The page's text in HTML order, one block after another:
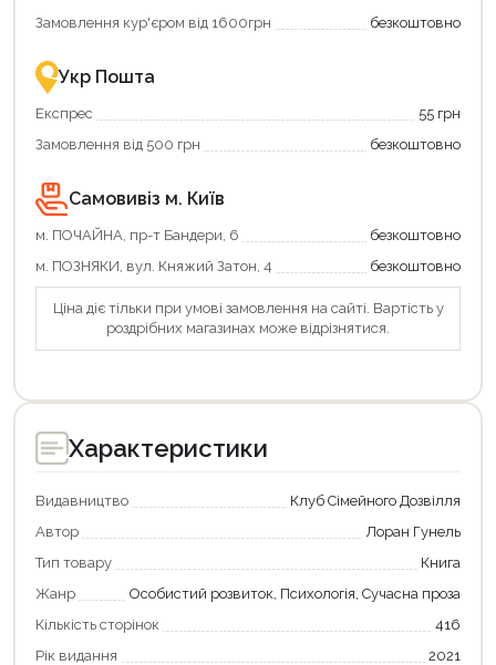
Замовлення кур'єром від 1600грн безкоштовно
Укр Пошта
Експрес
55 грн
Замовлення від 500 грн
безкоштовно
Самовивіз м. Київ
м. ПОЧАЙНА, пр-т Бандери, 6
безкоштовно
м. ПОЗНЯКИ, вул. Княжий Затон, 4
безкоштовно
Ціна діє тільки при умові замовлення на сайті. Вартість у
роздрібних магазинах може відрізнятися.
Характеристики
Видавництво
Клуб Сімейного Дозвілля
Автор
Лоран Гунель
Тип товару
Книга
Жанр
Особистий розвиток, Психологія, Сучасна проза
Кількість сторінок
416
Рік видання
2021